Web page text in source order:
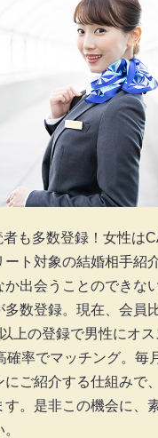
も多数登録！女性は
ート対象の結婚相手紹
か出会うことのできな
多数登録。現在、会員
上の登録で男性にオ
確率でマッチング。毎
にご紹介する仕組みで
す。是非この機会に、